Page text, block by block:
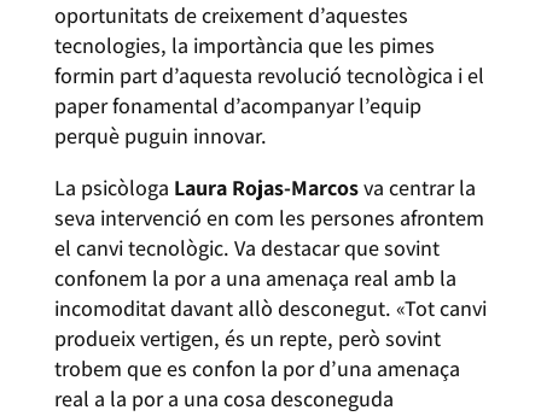
oportunitats de creixement d’aquestes
tecnologies, la importància que les pimes
formin part d’aquesta revolució tecnològica i el
paper fonamental d’acompanyar l’equip
perquè puguin innovar.
La psicòloga Laura Rojas-Marcosva centrar la
seva intervenció en com les persones afrontem
el canvi tecnològic. Va destacar que sovint
confonem la por a una amenaça real amb la
incomoditat davant allò desconegut. «Tot canvi
produeix vertigen, és un repte, però sovint
trobem que es confon la por d’una amenaça
real a la por a una cosa desconeguda